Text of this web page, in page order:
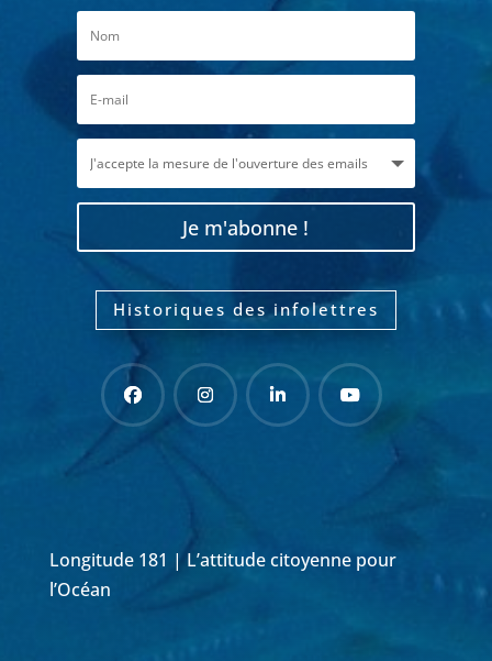
Je m'abonne !
Historiques des infolettres
Longitude 181 | L’attitude citoyenne pour
l’Océan